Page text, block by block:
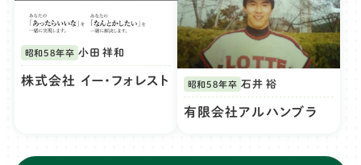
昭和58年卒 小田 祥和
株式会社 イー・フォレスト 昭和58年卒 石井 裕
有限会社アルハンブラ